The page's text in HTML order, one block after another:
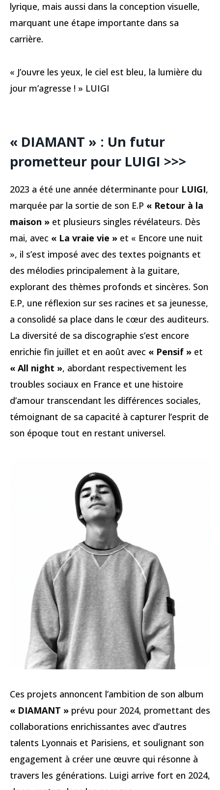
lyrique, mais aussi dans la conception visuelle,
marquant une étape importante dans sa
carrière.
« J’ouvre les yeux, le ciel est bleu, la lumière du
jour m’agresse ! » LUIGI
« DIAMANT » : Un futur
prometteur pour LUIGI >>>
2023 a été une année déterminante pour LUIGI,
marquée par la sortie de son E.P « Retour à la
maison » et plusieurs singles révélateurs. Dès
mai, avec « La vraie vie » et « Encore une nuit
», il s’est imposé avec des textes poignants et
des mélodies principalement à la guitare,
explorant des thèmes profonds et sincères. Son
E.P, une réflexion sur ses racines et sa jeunesse,
a consolidé sa place dans le cœur des auditeurs.
La diversité de sa discographie s’est encore
enrichie fin juillet et en août avec « Pensif » et
« All night », abordant respectivement les
troubles sociaux en France et une histoire
d’amour transcendant les différences sociales,
témoignant de sa capacité à capturer l’esprit de
son époque tout en restant universel.
Ces projets annoncent l’ambition de son album
« DIAMANT » prévu pour 2024, promettant des
collaborations enrichissantes avec d’autres
talents Lyonnais et Parisiens, et soulignant son
engagement à créer une œuvre qui résonne à
travers les générations. Luigi arrive fort en 2024,